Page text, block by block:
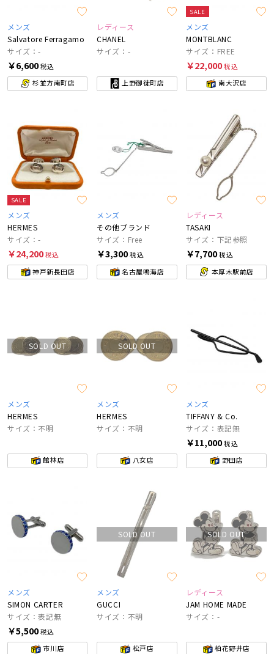
メンズ
Salvatore Ferragamo
サイズ：-
￥6,600税込
杉並方南町店
レディース
CHANEL
サイズ：-
上野御徒町店
SALE
メンズ
MONTBLANC
サイズ：FREE
￥22,000税込
南大沢店
SALE
メンズ
HERMES
サイズ：-
￥24,200税込
神戸新長田店
メンズ
その他ブランド
サイズ：Free
￥3,300税込
名古屋鳴海店
レディース
TASAKI
サイズ：下記参照
￥7,700税込
本厚木駅前店
SOLD OUT
メンズ
HERMES
サイズ：不明
館林店
SOLD OUT
メンズ
HERMES
サイズ：不明
八女店
メンズ
TIFFANY & Co.
サイズ：表記無
￥11,000税込
野田店
メンズ
SIMON CARTER
サイズ：表記無
￥5,500税込
市川店
SOLD OUT
メンズ
GUCCI
サイズ：不明
松戸店
SOLD OUT
レディース
JAM HOME MADE
サイズ：-
柏花野井店